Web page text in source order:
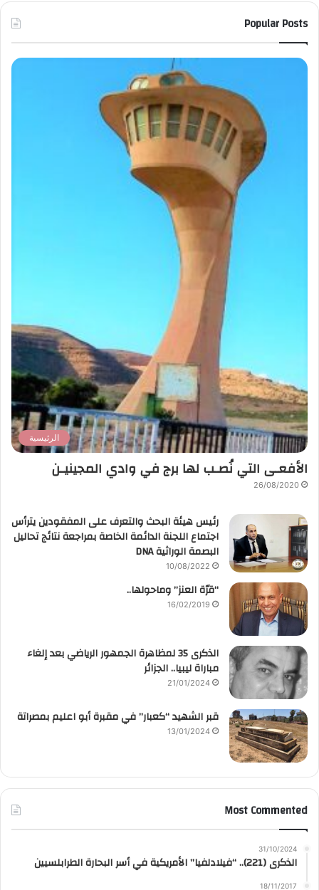
Popular Posts
الرئيسية
الأفعـى التي نُصـب لها برج في وادي المجينيـن
26/08/2020
رئيس هيئة البحث والتعرف على المفقودين يترأس
اجتماع اللجنة الدائمة الخاصة بمراجعة نتائج تحاليل
البصمة الوراثية DNA
10/08/2022
“قرّة العنز” وماحولها..
16/02/2019
الذكرى 35 لمظاهرة الجمهور الرياضي بعد إلغاء
مباراة ليبيا.. الجزائر
21/01/2024
قبر الشهيد “كعبار” في مقبرة أبو اعليم بمصراتة
13/01/2024
Most Commented
31/10/2024
الذكرى (221).. “فيلادلفيا” الأمريكية في أسر البحارة الطرابلسيين
18/11/2017